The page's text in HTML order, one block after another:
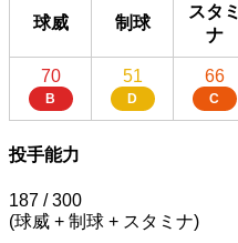
球威 制球
スタミ
ナ
70
B
51
D
66
C
投手能力
187 / 300
(球威 + 制球 + スタミナ)